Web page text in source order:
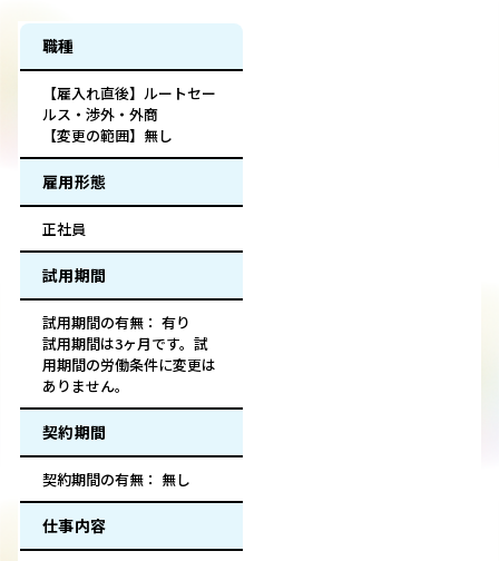
職種
【雇入れ直後】ルートセー
ルス・渉外・外商
【変更の範囲】無し
雇用形態
正社員
試用期間
試用期間の有無： 有り
試用期間は3ヶ月です。試
用期間の労働条件に変更は
ありません。
契約期間
契約期間の有無： 無し
仕事内容